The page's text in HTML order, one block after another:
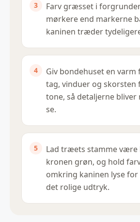
Farv græsset i
mørkere end markerne
kaninen træder
Giv bondehuset en varm
tag, vinduer og skorsten
tone, så detaljerne bliver
se.
Lad træets stamme være
kronen grøn, og hold
omkring kaninen lyse for
det rolige udtryk.